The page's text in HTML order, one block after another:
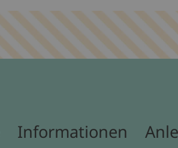
Informationen